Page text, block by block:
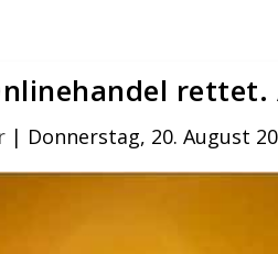
| Donnerstag, 20. August